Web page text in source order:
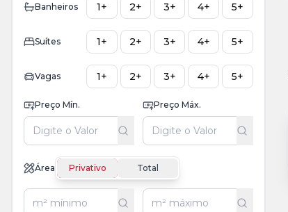
Banheiros 1+ 2+ 3+ 4+ 5+
Suítes 1+ 2+ 3+ 4+ 5+
Vagas 1+ 2+ 3+ 4+ 5+
Preço Mín. Preço Máx.
Área Privativo Total